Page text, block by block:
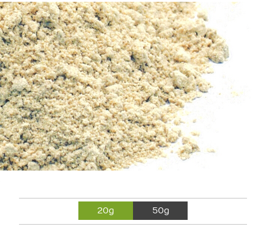
20g 50g